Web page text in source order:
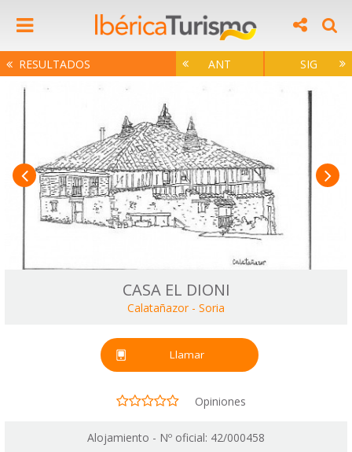
RESULTADOS ANT SIG
CASA EL DIONI
Calatañazor - Soria
Llamar
Opiniones
Alojamiento - Nº oficial: 42/000458